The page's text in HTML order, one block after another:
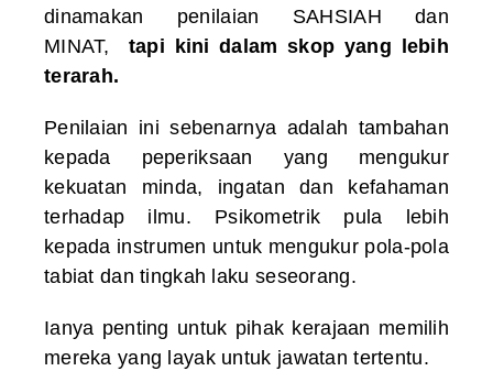
dinamakan penilaian SAHSIAH dan
MINAT,
tapi kini dalam skop yang lebih
terarah.
Penilaian ini sebenarnya adalah tambahan
kepada peperiksaan yang mengukur
kekuatan minda, ingatan dan kefahaman
terhadap ilmu. Psikometrik pula lebih
kepada instrumen untuk mengukur pola-pola
tabiat dan tingkah laku seseorang.
Ianya penting untuk pihak kerajaan memilih
mereka yang layak untuk jawatan tertentu.